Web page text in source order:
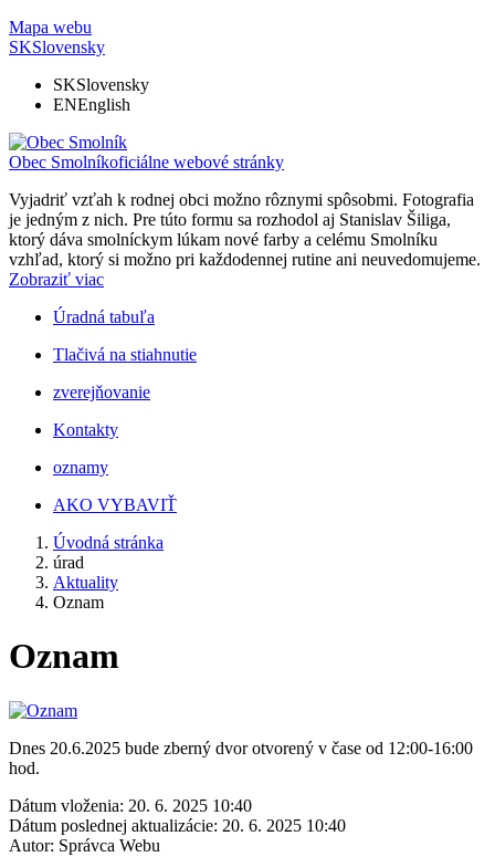
Mapa webu
SKSlovensky
SKSlovensky
ENEnglish
Obec Smolníkoficiálne webové stránky
Vyjadriť vzťah k rodnej obci možno rôznymi spôsobmi. Fotografia
je jedným z nich. Pre túto formu sa rozhodol aj Stanislav Šiliga,
ktorý dáva smolníckym lúkam nové farby a celému Smolníku
vzhľad, ktorý si možno pri každodennej rutine ani neuvedomujeme.
Zobraziť viac
Úradná tabuľa
Tlačivá na stiahnutie
zverejňovanie
Kontakty
oznamy
AKO VYBAVIŤ
Úvodná stránka
úrad
Aktuality
Oznam
Oznam
Dnes 20.6.2025 bude zberný dvor otvorený v čase od 12:00-16:00
hod.
Dátum vloženia: 20. 6. 2025 10:40
Dátum poslednej aktualizácie: 20. 6. 2025 10:40
Autor: Správca Webu